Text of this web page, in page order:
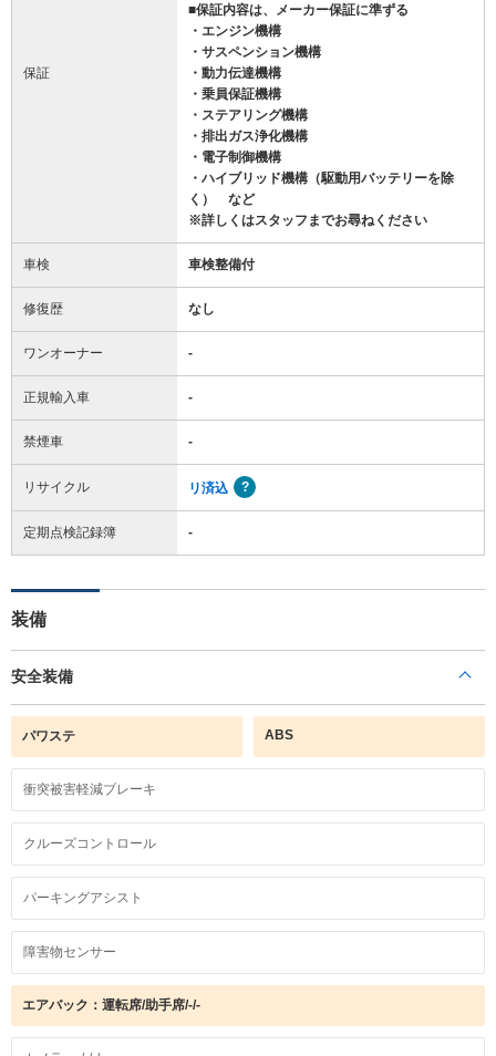
保証
■保証内容は、メーカー保証に準ずる
・エンジン機構
・サスペンション機構
・動力伝達機構
・乗員保証機構
・ステアリング機構
・排出ガス浄化機構
・電子制御機構
・ハイブリッド機構（駆動用バッテリーを除
く） など
※詳しくはスタッフまでお尋ねください
車検 車検整備付
修復歴 なし
ワンオーナー -
正規輸入車 -
禁煙車 -
リサイクル リ済込
定期点検記録簿 -
装備
安全装備
パワステ ABS
衝突被害軽減ブレーキ
クルーズコントロール
パーキングアシスト
障害物センサー
エアバック：運転席/助手席/-/-